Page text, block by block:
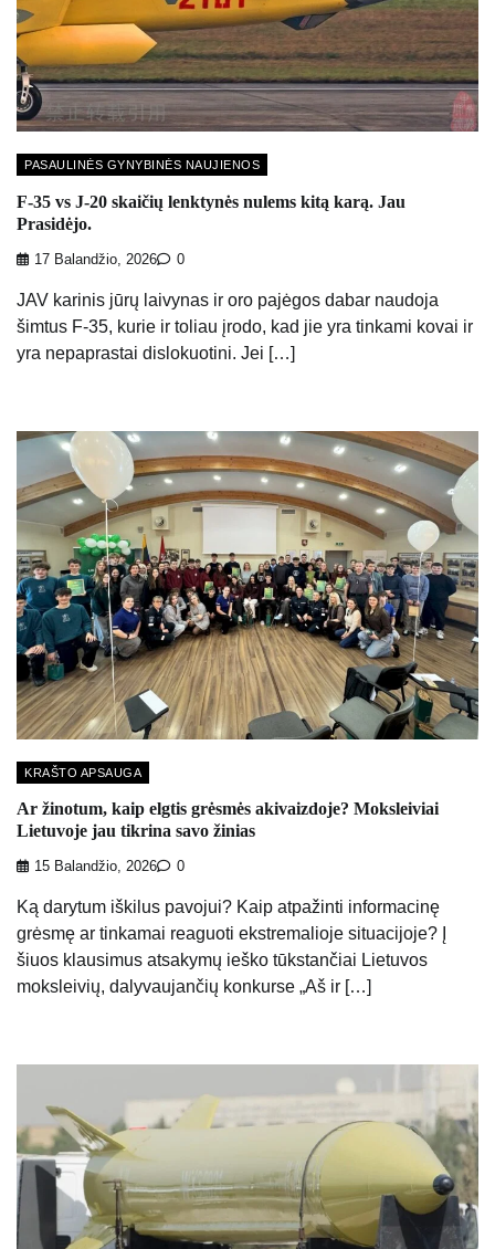
PASAULINĖS GYNYBINĖS NAUJIENOS
F-35 vs J-20 skaičių lenktynės nulems kitą karą. Jau
Prasidėjo.
17 Balandžio, 2026 0
JAV karinis jūrų laivynas ir oro pajėgos dabar naudoja
šimtus F-35, kurie ir toliau įrodo, kad jie yra tinkami kovai ir
yra nepaprastai dislokuotini. Jei […]
KRAŠTO APSAUGA
Ar žinotum, kaip elgtis grėsmės akivaizdoje? Moksleiviai
Lietuvoje jau tikrina savo žinias
15 Balandžio, 2026 0
Ką darytum iškilus pavojui? Kaip atpažinti informacinę
grėsmę ar tinkamai reaguoti ekstremalioje situacijoje? Į
šiuos klausimus atsakymų ieško tūkstančiai Lietuvos
moksleivių, dalyvaujančių konkurse „Aš ir […]